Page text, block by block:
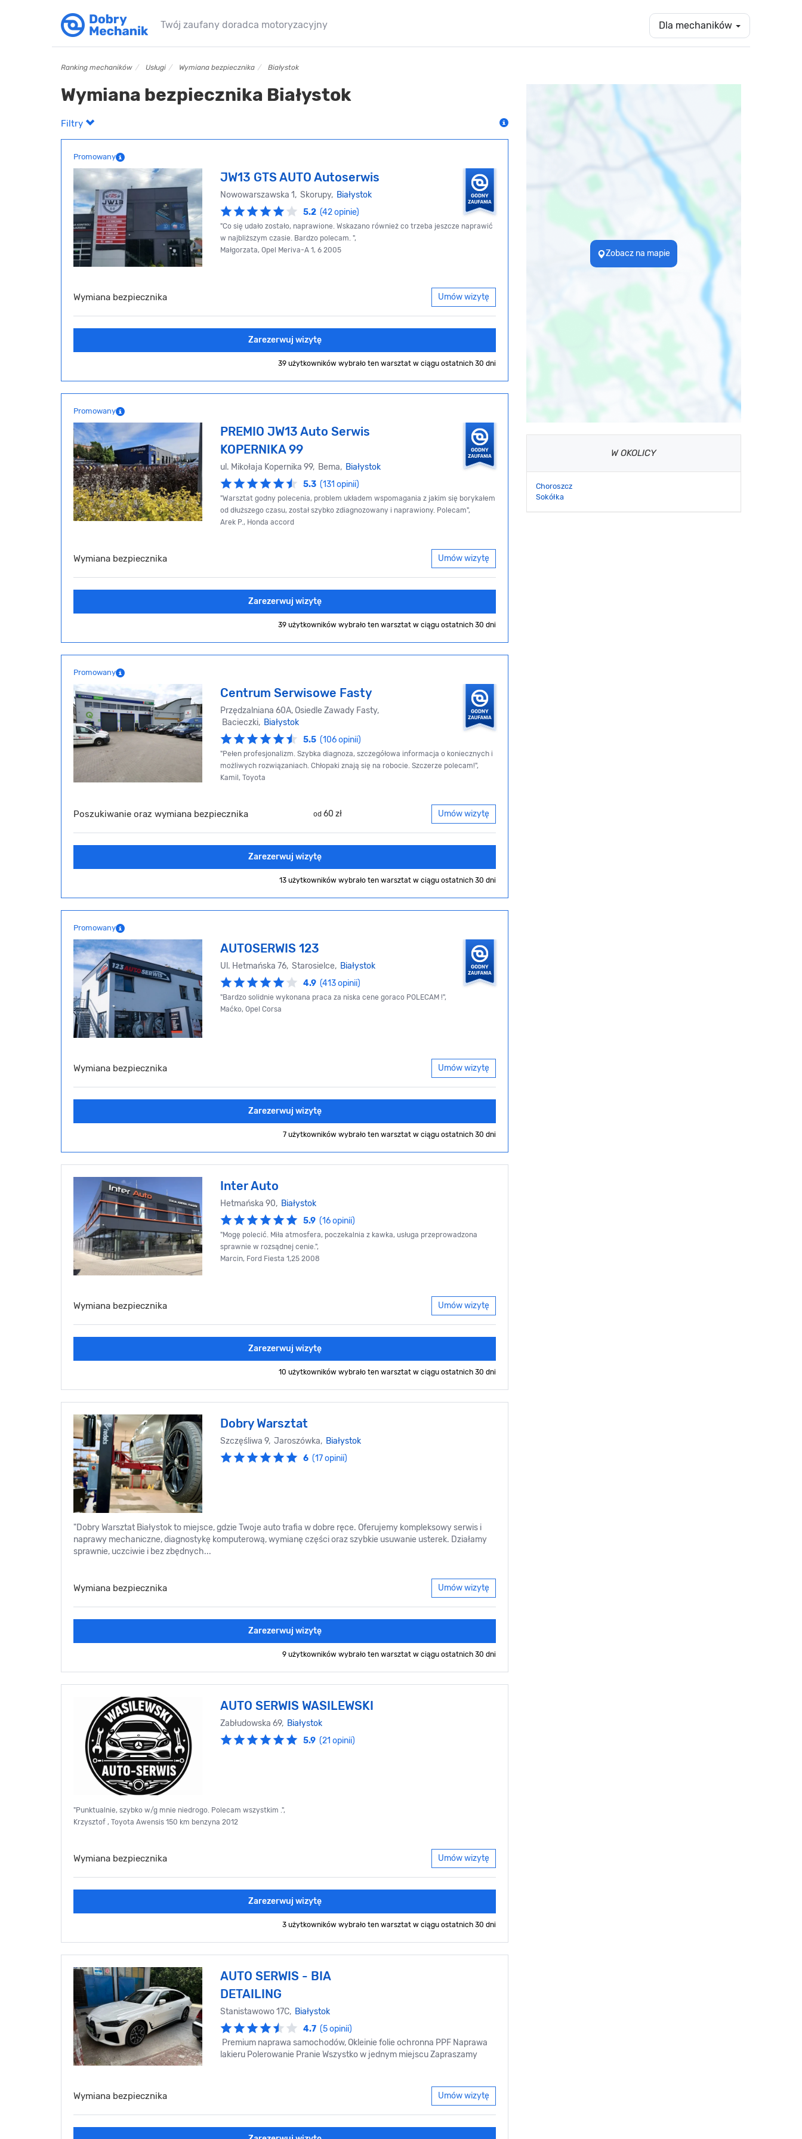
Twój zaufany doradca motoryzacyjny Dla mechaników
Ranking mechaników Usługi Wymiana bezpiecznika Białystok
Wymiana bezpiecznika Białystok
Filtry
Promowany
JW13 GTS AUTO Autoserwis
Nowowarszawska 1, Skorupy, Białystok
5.2 (42 opinie)
"Co się udało zostało, naprawione. Wskazano również co trzeba jeszcze naprawić
w najbliższym czasie. Bardzo polecam. ",
Małgorzata, Opel Meriva-A 1, 6 2005
Wymiana bezpiecznika Umów wizytę
Zarezerwuj wizytę
39 użytkowników wybrało ten warsztat w ciągu ostatnich 30 dni
Promowany
PREMIO JW13 Auto Serwis
KOPERNIKA 99
ul. Mikołaja Kopernika 99, Bema, Białystok
5.3 (131 opinii)
"Warsztat godny polecenia, problem układem wspomagania z jakim się borykałem
od dłuższego czasu, został szybko zdiagnozowany i naprawiony. Polecam",
Arek P., Honda accord
Wymiana bezpiecznika Umów wizytę
Zarezerwuj wizytę
39 użytkowników wybrało ten warsztat w ciągu ostatnich 30 dni
Promowany
Centrum Serwisowe Fasty
Przędzalniana 60A, Osiedle Zawady Fasty,
Bacieczki, Białystok
5.5 (106 opinii)
"Pełen profesjonalizm. Szybka diagnoza, szczegółowa informacja o koniecznych i
możliwych rozwiązaniach. Chłopaki znają się na robocie. Szczerze polecam!",
Kamil, Toyota
Poszukiwanie oraz wymiana bezpiecznika od 60 zł Umów wizytę
Zarezerwuj wizytę
13 użytkowników wybrało ten warsztat w ciągu ostatnich 30 dni
Promowany
AUTOSERWIS 123
Ul. Hetmańska 76, Starosielce, Białystok
4.9 (413 opinii)
"Bardzo solidnie wykonana praca za niska cene goraco POLECAM !",
Maćko, Opel Corsa
Wymiana bezpiecznika Umów wizytę
Zarezerwuj wizytę
7 użytkowników wybrało ten warsztat w ciągu ostatnich 30 dni
Inter Auto
Hetmańska 90, Białystok
5.9 (16 opinii)
"Mogę polecić. Miła atmosfera, poczekalnia z kawka, usługa przeprowadzona
sprawnie w rozsądnej cenie.",
Marcin, Ford Fiesta 1,25 2008
Wymiana bezpiecznika Umów wizytę
Zarezerwuj wizytę
10 użytkowników wybrało ten warsztat w ciągu ostatnich 30 dni
Dobry Warsztat
Szczęśliwa 9, Jaroszówka, Białystok
6 (17 opinii)
"Dobry Warsztat Białystok to miejsce, gdzie Twoje auto trafia w dobre ręce. Oferujemy kompleksowy serwis i
naprawy mechaniczne, diagnostykę komputerową, wymianę części oraz szybkie usuwanie usterek. Działamy
sprawnie, uczciwie i bez zbędnych...
Wymiana bezpiecznika Umów wizytę
Zarezerwuj wizytę
9 użytkowników wybrało ten warsztat w ciągu ostatnich 30 dni
AUTO SERWIS WASILEWSKI
Zabłudowska 69, Białystok
5.9 (21 opinii)
"Punktualnie, szybko w/g mnie niedrogo. Polecam wszystkim .",
Krzysztof , Toyota Awensis 150 km benzyna 2012
Wymiana bezpiecznika Umów wizytę
Zarezerwuj wizytę
3 użytkowników wybrało ten warsztat w ciągu ostatnich 30 dni
AUTO SERWIS - BIA
DETAILING
Stanistawowo 17C, Białystok
4.7 (5 opinii)
Premium naprawa samochodów, Okleinie folie ochronna PPF Naprawa
lakieru Polerowanie Pranie Wszystko w jednym miejscu Zapraszamy
Wymiana bezpiecznika Umów wizytę
Zobacz na mapie
W OKOLICY
Choroszcz
Sokółka